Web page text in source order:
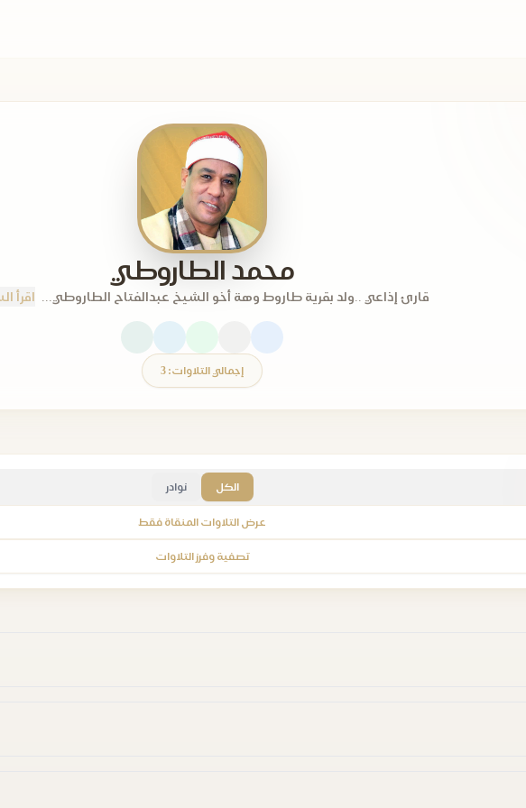
محمد الطاروطي
قارئ إذاعي ..ولد بقرية طاروط وهة أخو الشيخ عبدالفتاح الطاروطي... اقرأ
إجمالي التلاوات: 3
الكل نوادر
عرض التلاوات المنقاة فقط
تصفية وفرز التلاوات